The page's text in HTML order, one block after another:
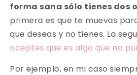
forma sana sólo tienes dos
primera es que te muevas
que deseas y no tienes. La
aceptes que es algo que no
Por ejemplo, en mi caso